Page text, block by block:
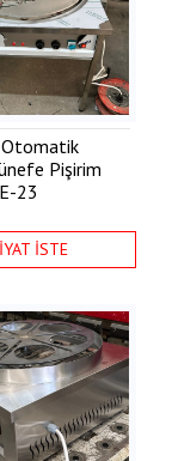
Pişirim
23
İSTE